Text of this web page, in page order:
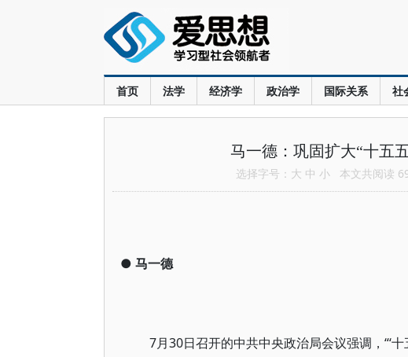
首页 法学 经济学 政治学 国际关系 社
马一德：巩固扩大“十五
选择字号： 大 中 小 本文共阅读
● 马一德
7月30日召开的中共中央政治局会议强调，“‘